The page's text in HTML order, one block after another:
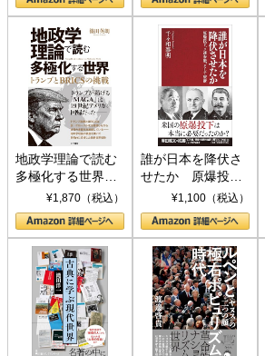
地政学理論で読む
多極化する世界：
トランプとBRICS
の挑戦
¥1,870（税込）
誰が日本を降伏さ
せたか 原爆投
下、ソ連参戦、そ
して聖断 (PHP新
書)
¥1,100（税込）